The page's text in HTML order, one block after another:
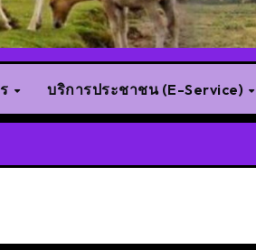
บริการประชาชน (E-Service)